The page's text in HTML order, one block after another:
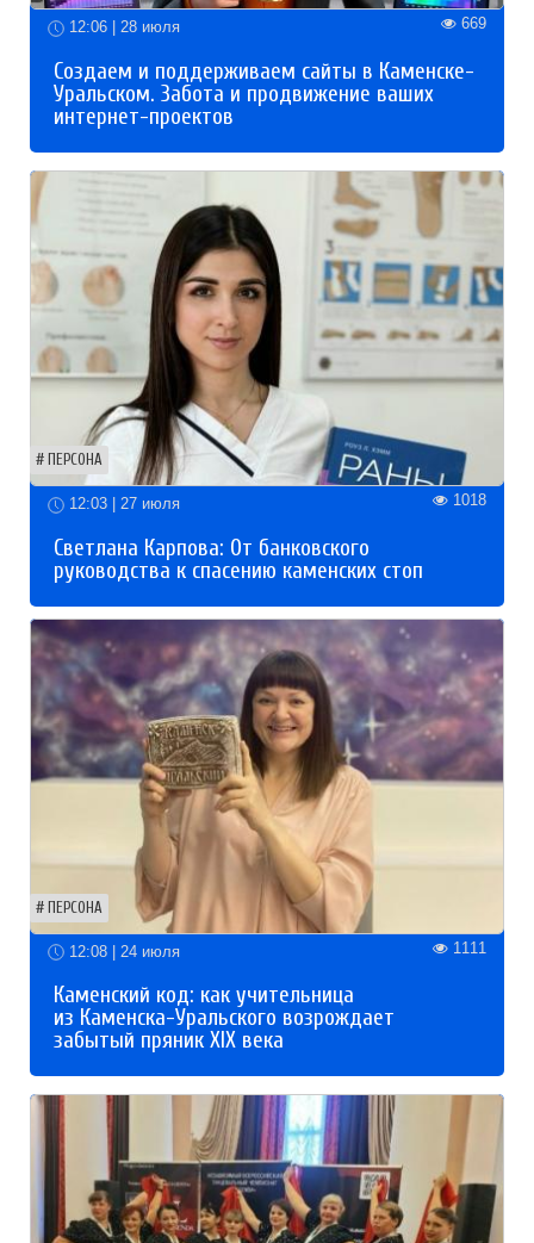
12:06 | 28 июля 669
Создаем и поддерживаем сайты в Каменске-
Уральском. Забота и продвижение ваших
интернет-проектов
ПЕРСОНА
12:03 | 27 июля 1018
Светлана Карпова: От банковского
руководства к спасению каменских стоп
ПЕРСОНА
12:08 | 24 июля 1111
Каменский код: как учительница
из Каменска-Уральского возрождает
забытый пряник XIX века